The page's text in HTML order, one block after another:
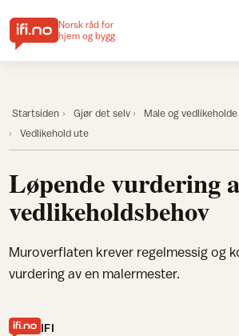
Norsk råd for
hjem og bygg
Startsiden Gjør det selv
Male og
Vedlikehold ute
Løpende vurdering
vedlikeholdsbehov
Muroverflaten krever regelmessig og
vurdering av en malermester.
IFI